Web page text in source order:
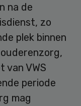
na de
zo
plek binnen
van VWS
periode
mag